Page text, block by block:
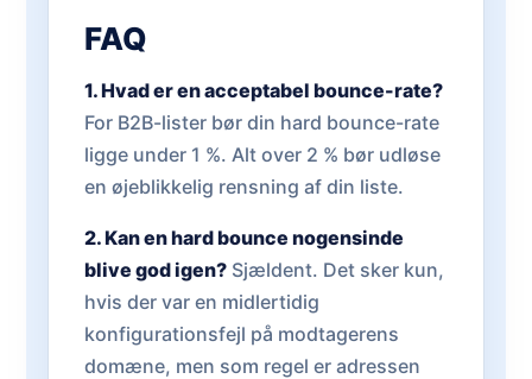
FAQ
1. Hvad er en acceptabel bounce-rate?
For B2B-lister bør din hard bounce-rate
ligge under 1 %. Alt over 2 % bør udløse
en øjeblikkelig rensning af din liste.
2. Kan en hard bounce nogensinde
blive god igen? Sjældent. Det sker kun,
hvis der var en midlertidig
konfigurationsfejl på modtagerens
domæne, men som regel er adressen